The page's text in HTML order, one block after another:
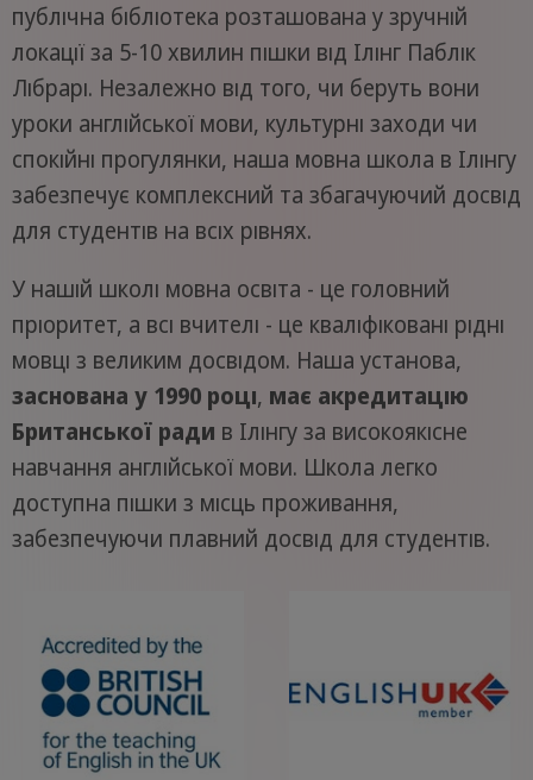
публічна бібліотека розташована у зручній
локації за 5-10 хвилин пішки від Ілінг Паблік
Лібрарі. Незалежно від того, чи беруть вони
уроки англійської мови, культурні заходи чи
спокійні прогулянки, наша мовна школа в Ілінгу
забезпечує комплексний та збагачуючий досвід
для студентів на всіх рівнях.
У нашій школі мовна освіта - це головний
пріоритет, а всі вчителі - це кваліфіковані рідні
мовці з великим досвідом. Наша установа,
заснована у 1990 році, має акредитацію
Британської ради в Ілінгу за високоякісне
навчання англійської мови. Школа легко
доступна пішки з місць проживання,
забезпечуючи плавний досвід для студентів.